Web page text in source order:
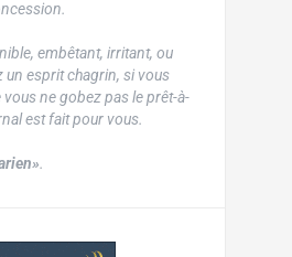
embêtant, irritant, ou
un esprit chagrin, si vous
ne gobez pas le prêt-à-
est fait pour vous.
.